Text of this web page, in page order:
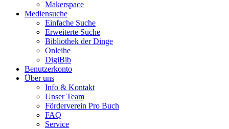
Makerspace
Mediensuche
Einfache Suche
Erweiterte Suche
Bibliothek der Dinge
Onleihe
DigiBib
Benutzerkonto
Über uns
Info & Kontakt
Unser Team
Förderverein Pro Buch
FAQ
Service